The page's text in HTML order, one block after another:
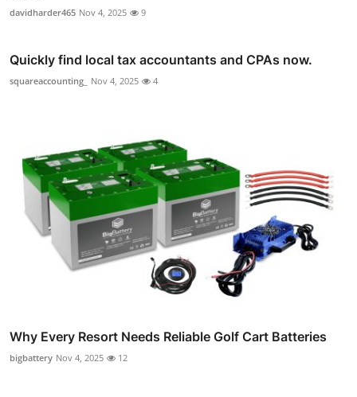
davidharder465 Nov 4, 2025 9
Quickly find local tax accountants and CPAs now.
squareaccounting_ Nov 4, 2025 4
Why Every Resort Needs Reliable Golf Cart Batteries
bigbattery Nov 4, 2025 12